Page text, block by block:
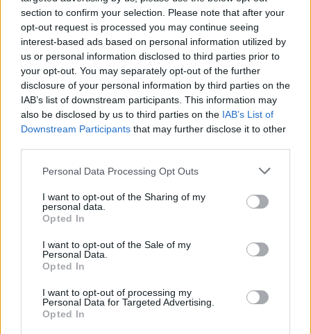
section to confirm your selection. Please note that after your
opt-out request is processed you may continue seeing
interest-based ads based on personal information utilized by
us or personal information disclosed to third parties prior to
your opt-out. You may separately opt-out of the further
disclosure of your personal information by third parties on the
IAB’s list of downstream participants. This information may
also be disclosed by us to third parties on the IAB’s List of
Downstream Participants that may further disclose it to other
Personal Data Processing Opt Outs
I want to opt-out of the Sharing of my
personal data.
Opted In
I want to opt-out of the Sale of my
Personal Data.
Opted In
I want to opt-out of processing my
Personal Data for Targeted Advertising.
Opted In
υποχρεωτική καραντίνα για ταξιδιώτες από το
εξωτερικό, σε μια κίνηση που αναμένεται
επίσης να ενισχύσει και τα ταξίδια προς άλλες
χώρες.
Ωστόσο οι ανησυχίες για την έξαρση της
Κίνας οδήγησαν πάνω από 10 χώρες να
ζητούν αρνητικό τεστ Covid για όσους
Νότια Κορέα και η Ιαπωνία έχουν επίσης
περιορίσει τις πτήσεις και απαιτούν τεστ κατά
την άφιξη, με τους επιβάτες που εμφανίζονται
Διαβάστε επίσης
Η γιορτή των Τριών Ιεραρχών στα σχολεία – Οι
αργίες μέχρι το τέλος του σχολικού έτους